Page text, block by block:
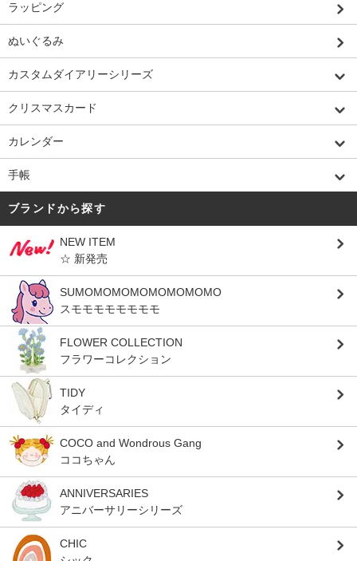
ラッピング
ぬいぐるみ
カスタムダイアリーシリーズ
クリスマスカード
カレンダー
手帳
ブランドから探す
NEW ITEM
☆ 新発売
SUMOMOMOMOMOMOMOMO
スモモモモモモモモ
FLOWER COLLECTION
フラワーコレクション
TIDY
タイディ
COCO and Wondrous Gang
ココちゃん
ANNIVERSARIES
アニバーサリーシリーズ
CHIC